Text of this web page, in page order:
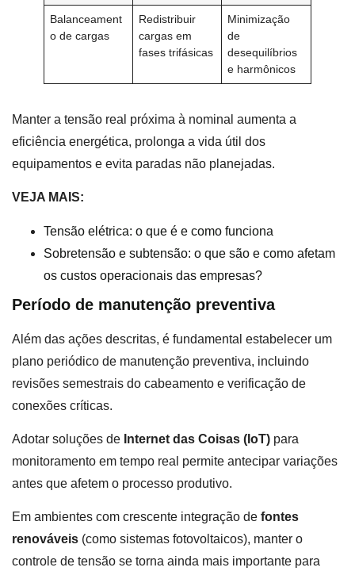
Balanceament
o de cargas
Redistribuir
cargas em
fases trifásicas
Minimização
de
desequilíbrios
e harmônicos
Manter a tensão real próxima à nominal aumenta a
eficiência energética, prolonga a vida útil dos
equipamentos e evita paradas não planejadas.
VEJA MAIS:
Tensão elétrica: o que é e como funciona
Sobretensão e subtensão: o que são e como afetam
os custos operacionais das empresas?
Período de manutenção preventiva
Além das ações descritas, é fundamental estabelecer um
plano periódico de manutenção preventiva, incluindo
revisões semestrais do cabeamento e verificação de
conexões críticas.
Adotar soluções de Internet das Coisas (IoT) para
monitoramento em tempo real permite antecipar variações
antes que afetem o processo produtivo.
Em ambientes com crescente integração de fontes
renováveis (como sistemas fotovoltaicos), manter o
controle de tensão se torna ainda mais importante para